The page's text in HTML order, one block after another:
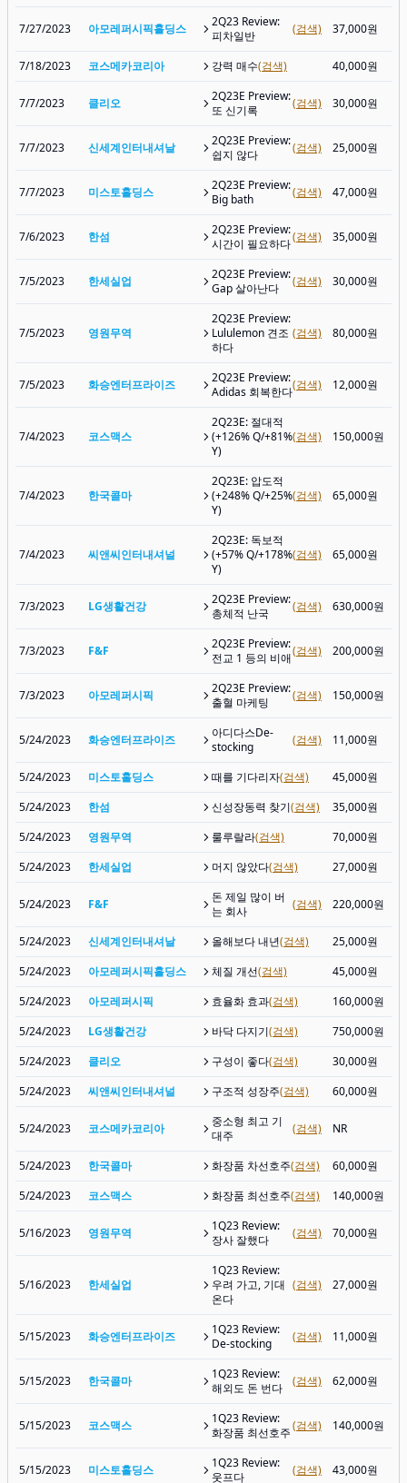
7/27/2023 아모레퍼시픽홀딩스
2Q23 Review:
피차일반
(검색) 37,000원
7/18/2023 코스메카코리아 강력 매수(검색) 40,000원
7/7/2023 클리오
2Q23E Preview:
또 신기록
(검색) 30,000원
7/7/2023 신세계인터내셔날
2Q23E Preview:
쉽지 않다
(검색) 25,000원
7/7/2023 미스토홀딩스
2Q23E Preview:
Big bath
(검색) 47,000원
7/6/2023 한섬
2Q23E Preview:
시간이 필요하다(검색) 35,000원
7/5/2023 한세실업
2Q23E Preview:
Gap 살아난다
(검색) 30,000원
7/5/2023 영원무역
2Q23E Preview:
Lululemon 견조
하다
(검색) 80,000원
7/5/2023 화승엔터프라이즈
2Q23E Preview:
Adidas 회복한다(검색) 12,000원
7/4/2023 코스맥스
2Q23E: 절대적
(+126% Q/+81%
Y)
(검색) 150,000원
7/4/2023 한국콜마
2Q23E: 압도적
(+248% Q/+25%
Y)
(검색) 65,000원
7/4/2023 씨앤씨인터내셔널
2Q23E: 독보적
(+57% Q/+178%
Y)
(검색) 65,000원
7/3/2023 LG생활건강
2Q23E Preview:
총체적 난국
(검색) 630,000원
7/3/2023 F&F
2Q23E Preview:
전교 1 등의 비애(검색) 200,000원
7/3/2023 아모레퍼시픽
2Q23E Preview:
출혈 마케팅
(검색) 150,000원
5/24/2023 화승엔터프라이즈
아디다스De-
stocking
(검색) 11,000원
5/24/2023 미스토홀딩스 때를 기다리자(검색) 45,000원
5/24/2023
한섬 신성장동력 찾기(검색) 35,000원
5/24/2023
영원무역 룰루랄라(검색) 70,000원
5/24/2023
한세실업 머지 않았다(검색) 27,000원
5/24/2023 F&F
돈 제일 많이 버
는 회사
(검색) 220,000원
5/24/2023 신세계인터내셔날 올해보다 내년(검색) 25,000원
5/24/2023
아모레퍼시픽홀딩스 체질 개선(검색) 45,000원
5/24/2023
아모레퍼시픽 효율화 효과(검색) 160,000원
5/24/2023
LG생활건강 바닥 다지기(검색) 750,000원
5/24/2023
클리오 구성이 좋다(검색) 30,000원
5/24/2023
씨앤씨인터내셔널 구조적 성장주(검색) 60,000원
5/24/2023 코스메카코리아
중소형 최고 기
대주
(검색) NR
5/24/2023 한국콜마 화장품 차선호주(검색) 60,000원
5/24/2023
코스맥스 화장품 최선호주(검색) 140,000원
5/16/2023 영원무역
1Q23 Review:
장사 잘했다
(검색) 70,000원
5/16/2023 한세실업
1Q23 Review:
우려 가고, 기대
온다
(검색) 27,000원
5/15/2023 화승엔터프라이즈
1Q23 Review:
De-stocking
(검색) 11,000원
5/15/2023 한국콜마
1Q23 Review:
해외도 돈 번다
(검색) 62,000원
5/15/2023 코스맥스
1Q23 Review:
화장품 최선호주(검색) 140,000원
5/15/2023 미스토홀딩스
1Q23 Review:
웃프다
(검색) 43,000원